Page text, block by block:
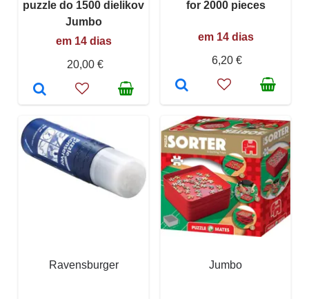
puzzle do 1500 dielikov
Jumbo
em 14 dias
20,00 €
for 2000 pieces
em 14 dias
6,20 €
Ravensburger Jumbo